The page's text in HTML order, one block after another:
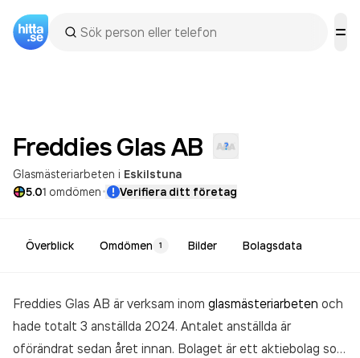
Freddies GlasAB
Glasmästeriarbeten i Eskilstuna
5.01 omdömen· Verifiera ditt företag
Överblick Omdömen 1 Bilder Bolagsdata
Freddies Glas AB är verksam inom glasmästeriarbeten och
hade totalt 3 anställda 2024. Antalet anställda är
oförändrat sedan året innan. Bolaget är ett aktiebolag som